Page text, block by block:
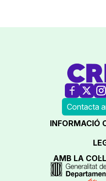
Contacta
INFORMACIÓ
AMB LA